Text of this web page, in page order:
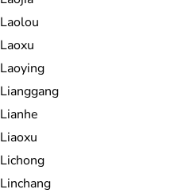
Laolou
Laoxu
Laoying
Lianggang
Lianhe
Liaoxu
Lichong
Linchang